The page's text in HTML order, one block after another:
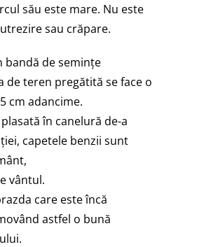
său este mare. Nu este
sau crăpare.
bandă de seminţe
de teren pregătită se face o
cm adancime.
în canelură de-a
capetele benzii sunt
vântul.
care este încă
astfel o bună